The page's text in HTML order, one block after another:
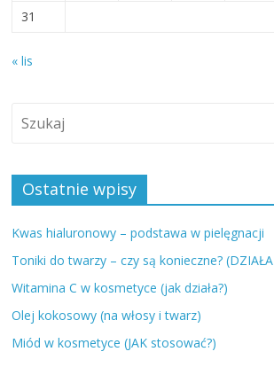
31
« lis
Ostatnie wpisy
Kwas hialuronowy – podstawa w pielęgnacji
Toniki do twarzy – czy są konieczne?
Witamina C w kosmetyce (jak działa?)
Olej kokosowy (na włosy i twarz)
Miód w kosmetyce (JAK stosować?)